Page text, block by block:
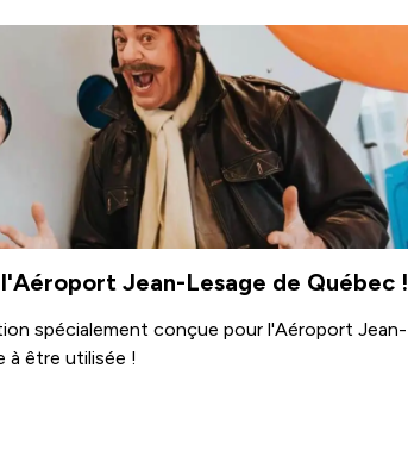
Jean-Lesage de Québec !
spécialement conçue pour l'Aéroport Jean-
à être utilisée !